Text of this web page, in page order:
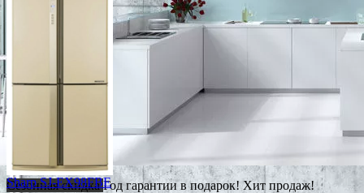
Сезонная скидкаГод гарантии в подарок!Хит продаж!
Sharp SJ-EX98FBE